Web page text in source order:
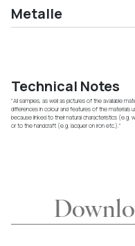
Metalle
Technical Notes
"All samples, as well as pictures of the available
differences in colour and features of the materials
because linked to their natural characteristics (e.g.
or to the handcraft (e.g. lacquer on iron etc.)."